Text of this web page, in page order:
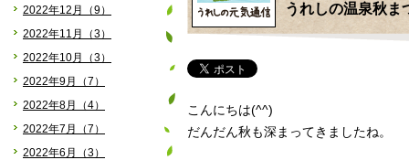
2022年12月（9）
2022年11月（3）
2022年10月（3）
2022年9月（7）
2022年8月（4）
2022年7月（7）
2022年6月（3）
うれしの温泉秋ま
こんにちは(^^)
だんだん秋も深まってきましたね。